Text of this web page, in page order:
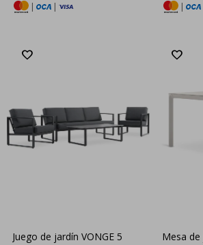
|
|
|
Juego de jardín VONGE 5
Mesa